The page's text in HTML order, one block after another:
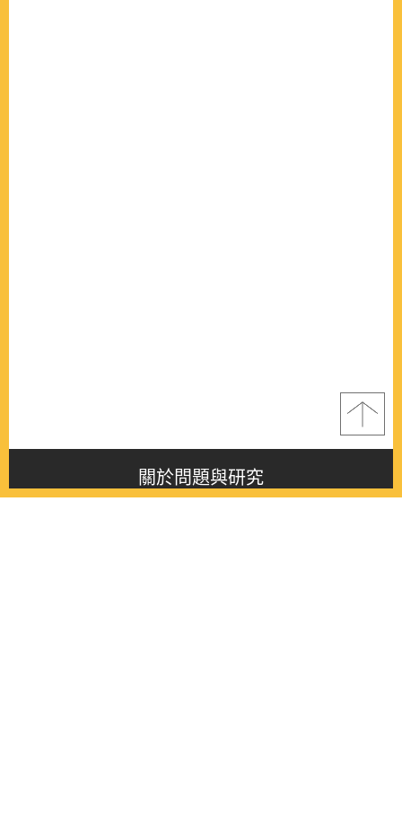
關於問題與研究
About this journal